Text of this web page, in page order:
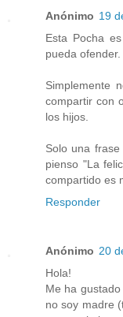
Anónimo 19
Esta Pocha
pueda ofender.
Simplemente
compartir con
los hijos.
Solo una
pienso "La
compartido es
Responder
Anónimo 20
Hola!
Me ha
no soy madre